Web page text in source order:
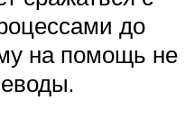
до
на помощь не